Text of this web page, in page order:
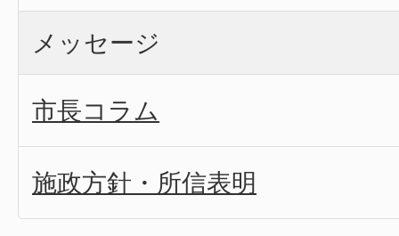
メッセージ
市長コラム
施政方針・所信表明